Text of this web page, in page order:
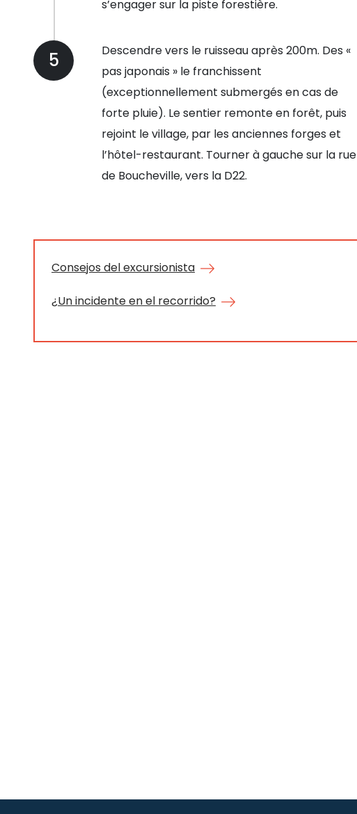
s’engager sur la piste forestière.
5
Descendre vers le ruisseau après 200m. Des «
pas japonais » le franchissent
(exceptionnellement submergés en cas de
forte pluie). Le sentier remonte en forêt, puis
rejoint le village, par les anciennes forges et
l’hôtel-restaurant. Tourner à gauche sur la rue
de Boucheville, vers la D22.
Consejos del excursionista
¿Un incidente en el recorrido?